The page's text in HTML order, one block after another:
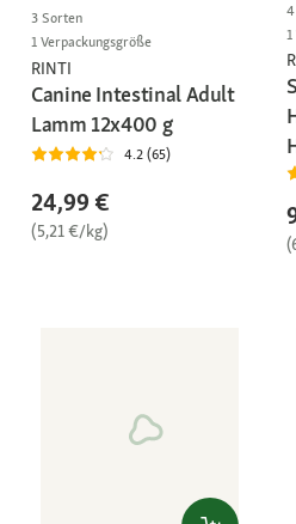
3 Sorten
1 Verpackungsgröße
RINTI
Canine Intestinal Adult
Lamm 12x400 g
4.2 (65)
24,99 €
(5,21 €/kg)